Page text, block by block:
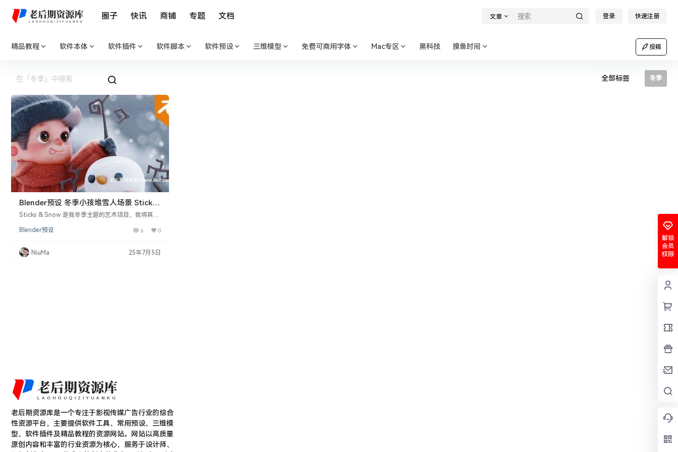
圈子 快讯 商铺 专题 文档 文章 登录 快速注册
精品教程 软件本体 软件插件 软件脚本 软件预设 三维模型 免费可商用字体 Mac专区 黑科技 摸鱼时间 投稿
全部标签 冬季
Blender预设 冬季小孩堆雪人场景 Sticks
& Snow
Sticks & Snow 是我冬季主题的艺术项目，我将其文
情。 项目特色： 冬季主题场景： Sticks & Snow 提
的瞬间。这个预设将为您的Blender项目注入温暖和
趣味。 艺术项目分享： 我将项目文件免费分享，让
Blender预设 6 0
NiuMa 25年7月5日
解锁
会员
权限
老后期资源库是一个专注于影视传媒广告行业的综合
性资源平台，主要提供软件工具、常用预设、三维模
型、软件插件及精品教程的资源网站。网站以高质量
原创内容和丰富的行业资源为核心，服务于设计师、